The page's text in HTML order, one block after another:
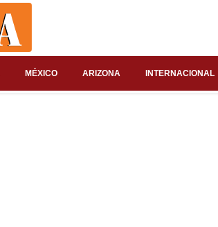
MÉXICO ARIZONA INTERNACIONAL